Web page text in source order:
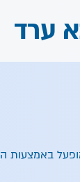
ערד
באמצעות ה